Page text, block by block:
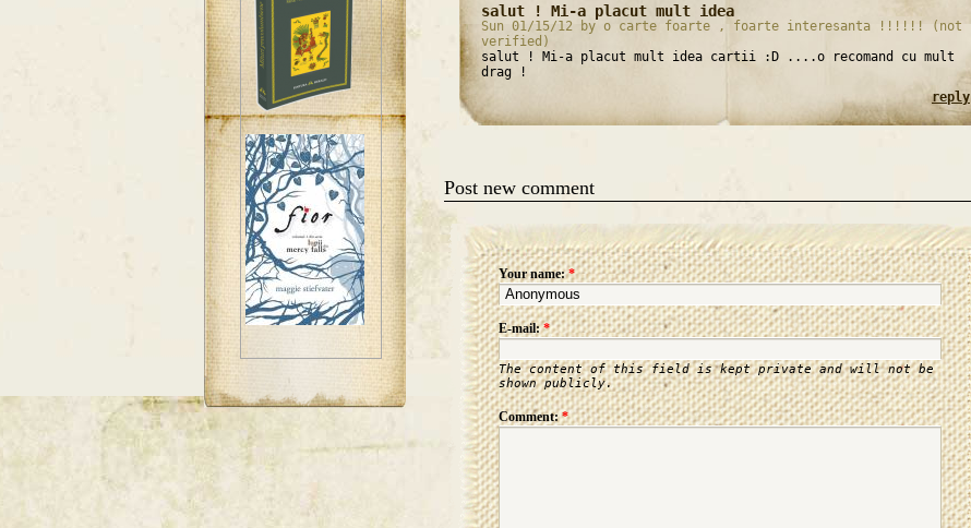
salut ! Mi-a placut mult idea
Sun 01/15/12 by o carte foarte , foarte interesanta !!!!!! (not
verified)
salut ! Mi-a placut mult idea cartii :D ....o recomand cu mult
drag !
reply
Post new comment
Your name:*
E-mail:*
The content of this field is kept private and will not be
shown publicly.
Comment:*